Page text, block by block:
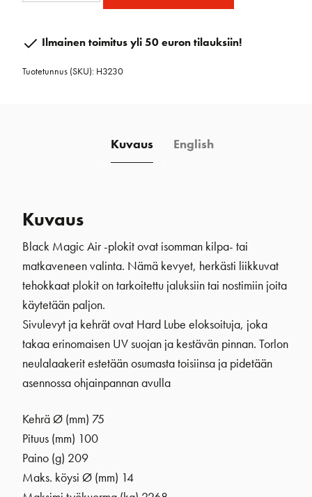
loop
määrä
Ilmainen toimitus yli 50 euron tilauksiin!
Tuotetunnus (SKU): H3230
Kuvaus English
Kuvaus
Black Magic Air -plokit ovat isomman kilpa- tai
matkaveneen valinta. Nämä kevyet, herkästi liikkuvat
tehokkaat plokit on tarkoitettu jaluksiin tai nostimiin joita
käytetään paljon.
Sivulevyt ja kehrät ovat Hard Lube eloksoituja, joka
takaa erinomaisen UV suojan ja kestävän pinnan. Torlon
neulalaakerit estetään osumasta toisiinsa ja pidetään
asennossa ohjainpannan avulla
Kehrä Ø (mm) 75
Pituus (mm) 100
Paino (g) 209
Maks. köysi Ø (mm) 14